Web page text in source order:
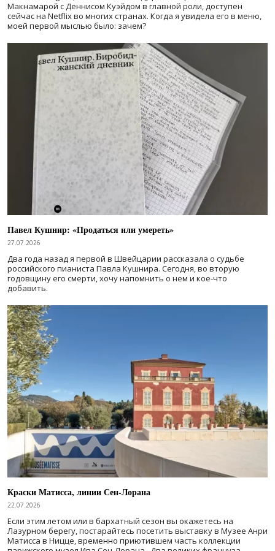
Макнамарой с Деннисом Куэйдом в главной роли, доступен
сейчас на Netflix во многих странах. Когда я увидела его в меню,
моей первой мыслью было: зачем?
Павел Кушнир: «Продаться или умереть»
27.07.2026
Два года назад я первой в Швейцарии рассказала о судьбе
российского пианиста Павла Кушнира. Сегодня, во вторую
годовщину его смерти, хочу напомнить о нем и кое-что
добавить.
Краски Матисса, линии Сен-Лорана
22.07.2026
Если этим летом или в бархатный сезон вы окажетесь на
Лазурном берегу, постарайтесь посетить выставку в Музее Анри
Матисса в Ницце, временно приютившем часть коллекции